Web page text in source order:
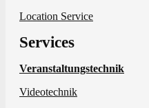
Location Service
Services
Veranstaltungstechnik
Videotechnik